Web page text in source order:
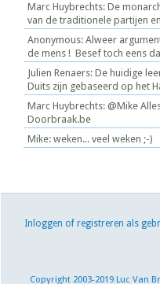
Marc Huybrechts: De
van de traditionele partijen
Anonymous: Alweer
de mens ! Besef toch eens
Julien Renaers: De huidige
Duits zijn gebaseerd op het
Marc Huybrechts: @Mike
Doorbraak.be
Mike: weken... veel weken ;-)
Inloggen of registreren als
Copyright 2003-2019 Luc Van